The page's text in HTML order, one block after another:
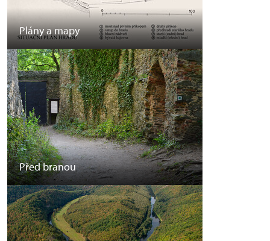
Plány a mapy
Před branou